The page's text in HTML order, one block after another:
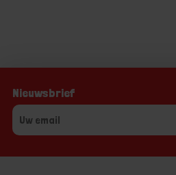
Nieuwsbrief